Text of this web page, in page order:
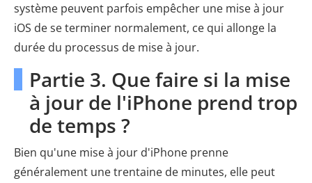
système peuvent parfois empêcher une mise à jour
iOS de se terminer normalement, ce qui allonge la
durée du processus de mise à jour.
Partie 3. Que faire si la mise
à jour de l'iPhone prend trop
de temps ?
Bien qu'une mise à jour d'iPhone prenne
généralement une trentaine de minutes, elle peut